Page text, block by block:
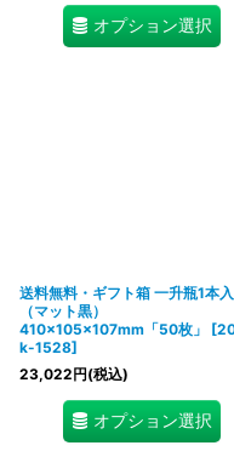
オプション選択
送料無料・ギフト箱 一升瓶1本
（マット黒）
410×105×107mm「50枚」
[
k-1528]
23,022円(税込)
オプション選択